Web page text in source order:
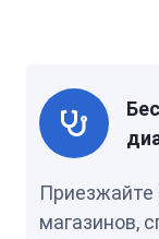
Приезжайте
магазинов,